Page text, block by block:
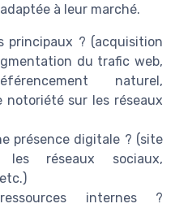
à leur marché.
principaux ? (acquisition
du trafic web,
naturel,
notoriété sur les réseaux
présence digitale ? (site
réseaux sociaux,
internes ?